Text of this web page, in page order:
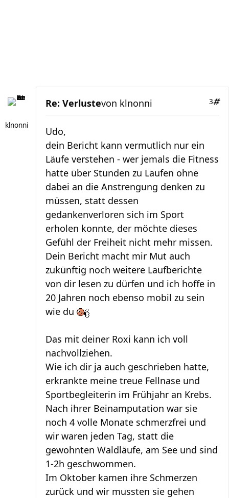
klnonni
Re: Verluste 3
von klnonni
Udo,
dein Bericht kann vermutlich nur ein
Läufe verstehen - wer jemals die Fitness
hatte über Stunden zu Laufen ohne
dabei an die Anstrengung denken zu
müssen, statt dessen
gedankenverloren sich im Sport
erholen konnte, der möchte dieses
Gefühl der Freiheit nicht mehr missen.
Dein Bericht macht mir Mut auch
zukünftig noch weitere Laufberichte
von dir lesen zu dürfen und ich hoffe in
20 Jahren noch ebenso mobil zu sein
wie du
Das mit deiner Roxi kann ich voll
nachvollziehen.
Wie ich dir ja auch geschrieben hatte,
erkrankte meine treue Fellnase und
Sportbegleiterin im Frühjahr an Krebs.
Nach ihrer Beinamputation war sie
noch 4 volle Monate schmerzfrei und
wir waren jeden Tag, statt die
gewohnten Waldläufe, am See und sind
1-2h geschwommen.
Im Oktober kamen ihre Schmerzen
zurück und wir mussten sie gehen